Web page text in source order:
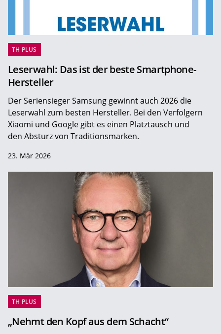
TH PLUS
Leserwahl: Das ist der beste Smartphone-
Hersteller
Der Seriensieger Samsung gewinnt auch 2026 die
Leserwahl zum ­besten Hersteller. Bei den Verfolgern
Xiaomi und Google gibt es einen Platztausch und
den Absturz von Traditionsmarken.
23. Mär 2026
TH PLUS
„Nehmt den Kopf aus dem Schacht“